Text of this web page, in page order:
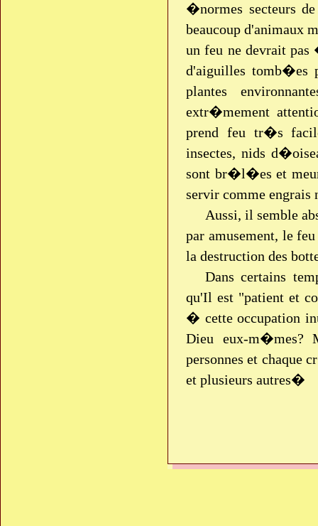
�normes secteurs
beaucoup d'animaux
un feu ne devrait
d'aiguilles tomb�es
plantes
extr�mement
prend feu tr�s
insectes, nids
sont br�l�es et
servir comme engrais
Aussi, il semble
par amusement, le
la destruction des
Dans certains
qu'Il est "patient et
� cette occupation
Dieu eux-m�mes?
personnes et chaque
et plusieurs autres�